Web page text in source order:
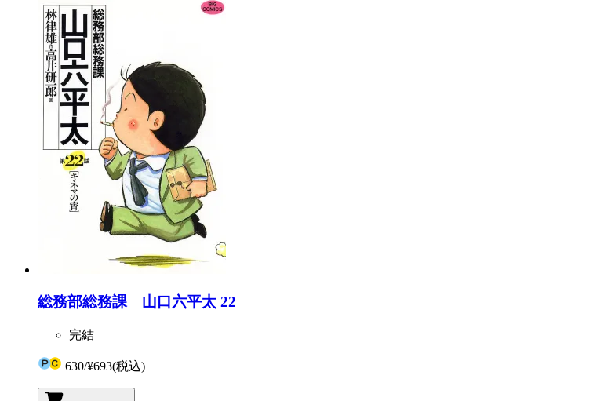
総務部総務課 山口六平太 22
完結
630/¥693(税込)